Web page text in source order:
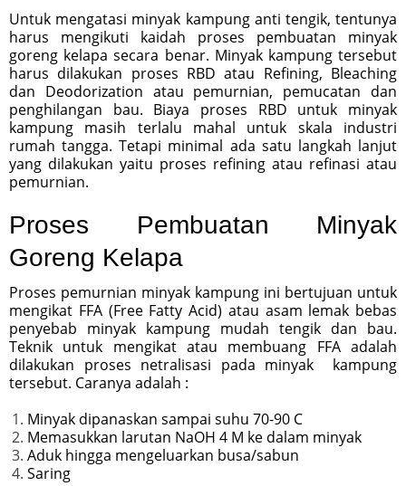
Untuk mengatasi minyak kampung anti tengik, tentunya
harus mengikuti kaidah proses pembuatan minyak
goreng kelapa secara benar. Minyak kampung tersebut
harus dilakukan proses RBD atau Refining, Bleaching
dan Deodorization atau pemurnian, pemucatan dan
penghilangan bau. Biaya proses RBD untuk minyak
kampung masih terlalu mahal untuk skala industri
rumah tangga. Tetapi minimal ada satu langkah lanjut
yang dilakukan yaitu proses refining atau refinasi atau
pemurnian.
Proses Pembuatan Minyak
Goreng Kelapa
Proses pemurnian minyak kampung ini bertujuan untuk
mengikat FFA (Free Fatty Acid) atau asam lemak bebas
penyebab minyak kampung mudah tengik dan bau.
Teknik untuk mengikat atau membuang FFA adalah
dilakukan proses netralisasi pada minyak kampung
tersebut. Caranya adalah :
Minyak dipanaskan sampai suhu 70-90 C
Memasukkan larutan NaOH 4 M ke dalam minyak
Aduk hingga mengeluarkan busa/sabun
Saring